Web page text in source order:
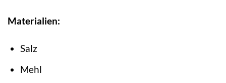
Materialien:
Salz
Mehl